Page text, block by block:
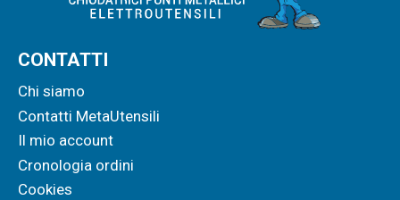
CONTATTI
Chi siamo
Contatti MetaUtensili
Il mio account
Cronologia ordini
Cookies